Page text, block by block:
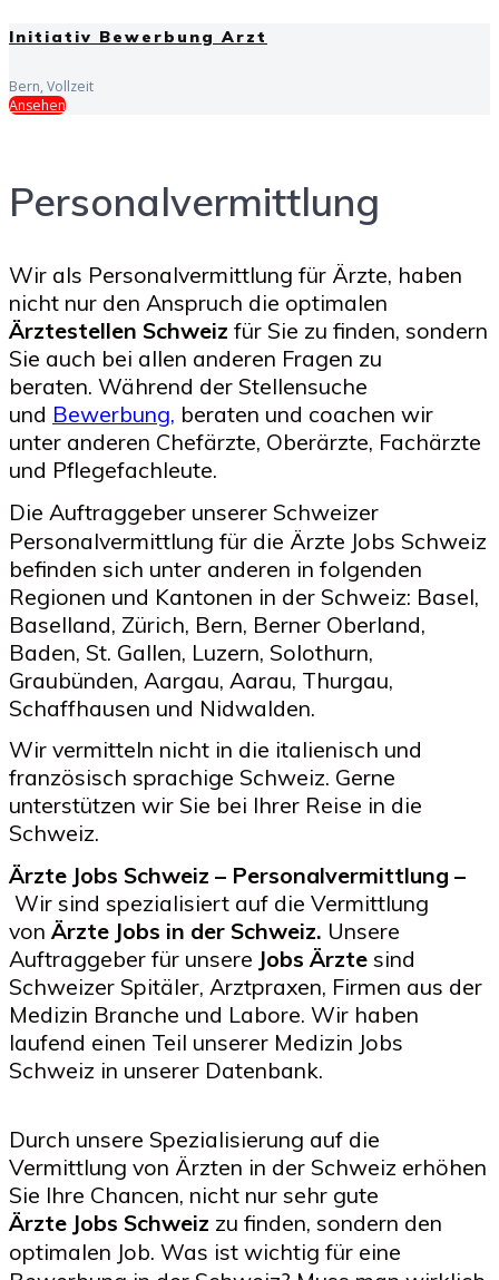
Initiativ Bewerbung Arzt
Bern, Vollzeit
Ansehen
Personalvermittlung
Wir als Personalvermittlung für Ärzte, haben
nicht nur den Anspruch die optimalen
Ärztestellen Schweiz für Sie zu finden, sondern
Sie auch bei allen anderen Fragen zu
beraten. Während der Stellensuche
und Bewerbung, beraten und coachen wir
unter anderen Chefärzte, Oberärzte, Fachärzte
und Pflegefachleute.
Die Auftraggeber unserer Schweizer
Personalvermittlung für die Ärzte Jobs Schweiz
befinden sich unter anderen in folgenden
Regionen und Kantonen in der Schweiz: Basel,
Baselland, Zürich, Bern, Berner Oberland,
Baden, St. Gallen, Luzern, Solothurn,
Graubünden, Aargau, Aarau, Thurgau,
Schaffhausen und Nidwalden.
Wir vermitteln nicht in die italienisch und
französisch sprachige Schweiz. Gerne
unterstützen wir Sie bei Ihrer Reise in die
Schweiz.
Ärzte Jobs Schweiz – Personalvermittlung –
Wir sind spezialisiert auf die Vermittlung
von Ärzte Jobs in der Schweiz. Unsere
Auftraggeber für unsere Jobs Ärzte sind
Schweizer Spitäler, Arztpraxen, Firmen aus der
Medizin Branche und Labore. Wir haben
laufend einen Teil unserer Medizin Jobs
Schweiz in unserer Datenbank.
Durch unsere Spezialisierung auf die
Vermittlung von Ärzten in der Schweiz erhöhen
Sie Ihre Chancen, nicht nur sehr gute
Ärzte Jobs Schweiz zu finden, sondern den
optimalen Job. Was ist wichtig für eine